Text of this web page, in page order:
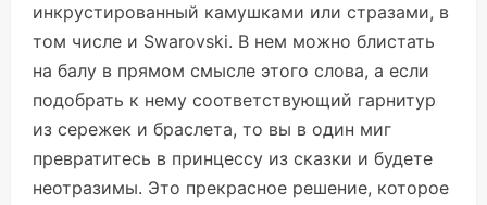
инкрустированный камушками или стразами, в
том числе и Swarovski. В нем можно блистать
на балу в прямом смысле этого слова, а если
подобрать к нему соответствующий гарнитур
из сережек и браслета, то вы в один миг
превратитесь в принцессу из сказки и будете
неотразимы. Это прекрасное решение, которое